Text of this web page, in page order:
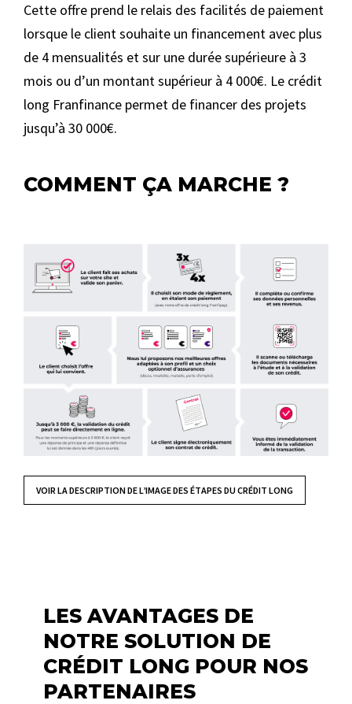
Cette offre prend le relais des facilités de paiement
lorsque le client souhaite un financement avec plus
de 4 mensualités et sur une durée supérieure à 3
mois ou d’un montant supérieur à 4 000€. Le crédit
long Franfinance permet de financer des projets
jusqu’à 30 000€.
COMMENT ÇA MARCHE ?
VOIR LA DESCRIPTION DE L’IMAGE DES ÉTAPES DU CRÉDIT LONG
LES AVANTAGES DE
NOTRE SOLUTION DE
CRÉDIT LONG POUR NOS
PARTENAIRES